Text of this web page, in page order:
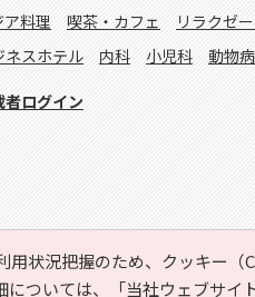
状況把握のため、クッキー
ついては、
「当社ウェブサイ
ア料理
喫茶・カフェ リラクゼ
ネスホテル
内科 小児科 動物
者ログイン
All Rights Reserved.